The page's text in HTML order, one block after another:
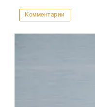
Комментарии